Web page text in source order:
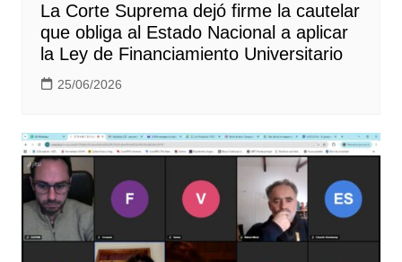
La Corte Suprema dejó firme la cautelar
que obliga al Estado Nacional a aplicar
la Ley de Financiamiento Universitario
25/06/2026